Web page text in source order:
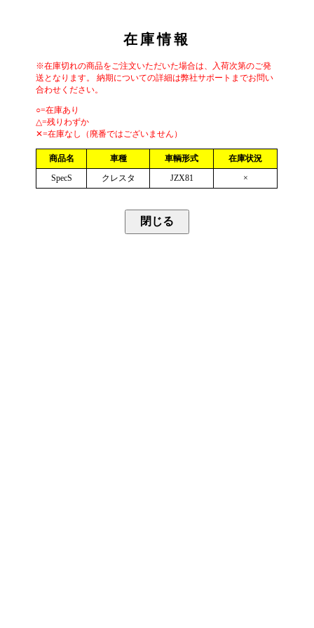
在庫情報
※在庫切れの商品をご注文いただいた場合は、入荷次第のご発
送となります。 納期についての詳細は弊社サポートまでお問い
合わせください。
○=在庫あり
△=残りわずか
✕=在庫なし（廃番ではございません）
商品名 車種 車輌形式
在庫状況
SpecS
クレスタ JZX81 ×